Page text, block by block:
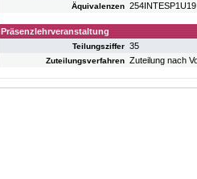
Äquivalenzen
Präsenzlehrveranstaltung
Teilungsziffer 35
Zuteilungsverfahren Zuteilung nach